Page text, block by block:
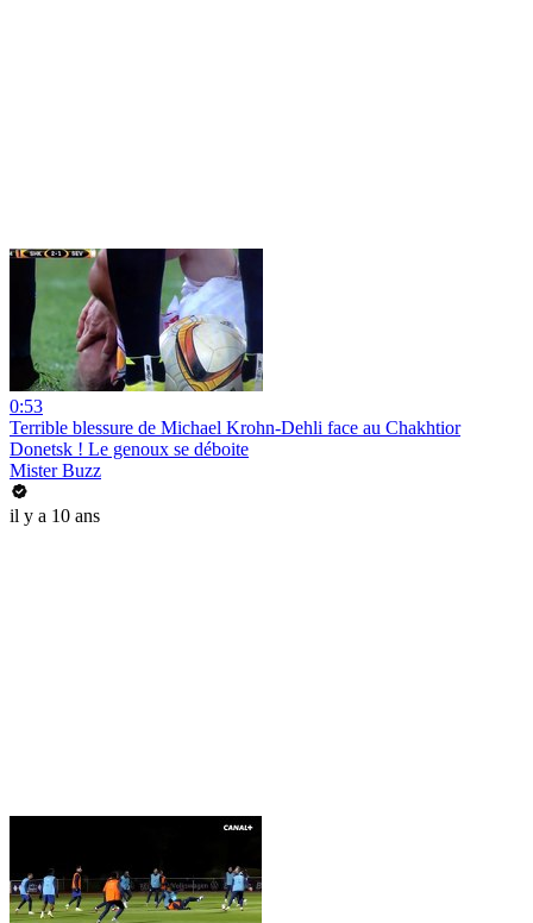
0:53
Terrible blessure de Michael Krohn-Dehli face au Chakhtior
Donetsk ! Le genoux se déboite
Mister Buzz
il y a 10 ans